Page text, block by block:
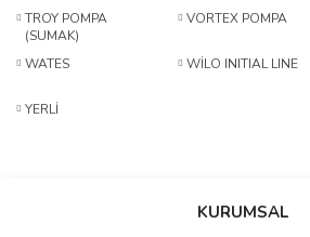
TROY POMPA
(SUMAK)
VORTEX POMPA
WATES WİLO INITIAL LINE
YERLİ
KURUMSAL